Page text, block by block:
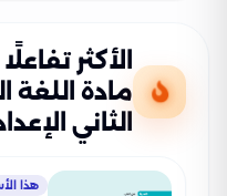
الأكثر
مادة اللغة
الثاني
هذا